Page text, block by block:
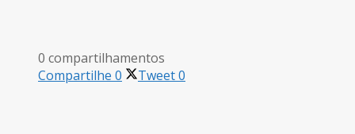
0 compartilhamentos
Compartilhe 0 Tweet0